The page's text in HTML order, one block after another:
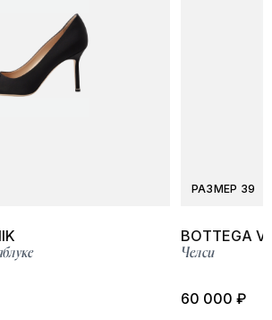
РАЗМЕР 39
BOTTEGA
Челси
60 000 ₽